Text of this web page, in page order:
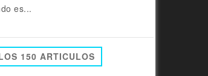
es...
150 ARTICULOS